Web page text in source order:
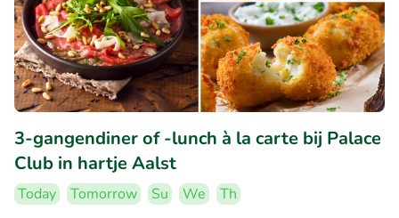
3-gangendiner of -lunch à la carte bij Palace
Club in hartje Aalst
Today Tomorrow Su We
Th